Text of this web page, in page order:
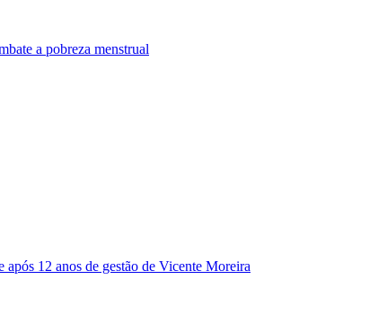
a pobreza menstrual
12 anos de gestão de Vicente Moreira